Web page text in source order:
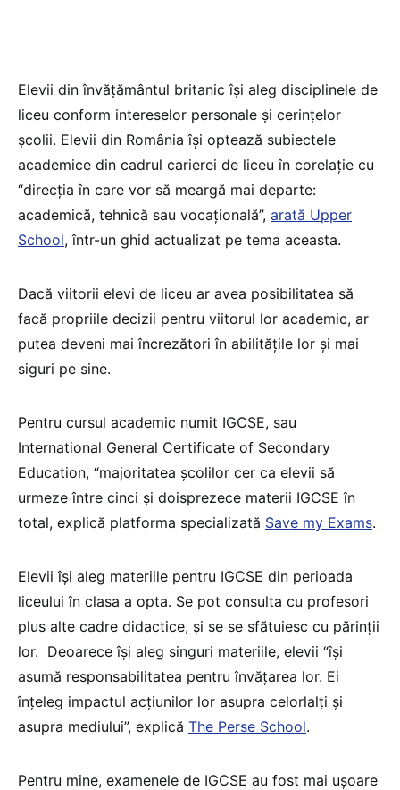
Elevii din învățământul britanic își aleg disciplinele de
liceu conform intereselor personale și cerințelor
școlii. Elevii din România își optează subiectele
academice din cadrul carierei de liceu în corelație cu
“direcția în care vor să meargă mai departe:
academică, tehnică sau vocațională”, arată Upper
School, într-un ghid actualizat pe tema aceasta.
Dacă viitorii elevi de liceu ar avea posibilitatea să
facă propriile decizii pentru viitorul lor academic, ar
putea deveni mai încrezători în abilitățile lor și mai
siguri pe sine.
Pentru cursul academic numit IGCSE, sau
International General Certificate of Secondary
Education, “majoritatea școlilor cer ca elevii să
urmeze între cinci și doisprezece materii IGCSE în
total, explică platforma specializată Save my Exams.
Elevii își aleg materiile pentru IGCSE din perioada
liceului în clasa a opta. Se pot consulta cu profesori
plus alte cadre didactice, și se se sfătuiesc cu părinții
lor. Deoarece își aleg singuri materiile, elevii “își
asumă responsabilitatea pentru învățarea lor. Ei
înțeleg impactul acțiunilor lor asupra celorlalți și
asupra mediului”, explică The Perse School.
Pentru mine, examenele de IGCSE au fost mai ușoare